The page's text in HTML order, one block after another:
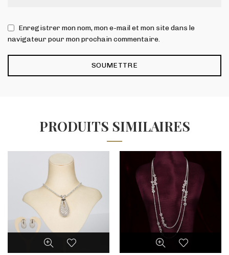
Enregistrer mon nom, mon e-mail et mon site dans le
navigateur pour mon prochain commentaire.
PRODUITS SIMILAIRES